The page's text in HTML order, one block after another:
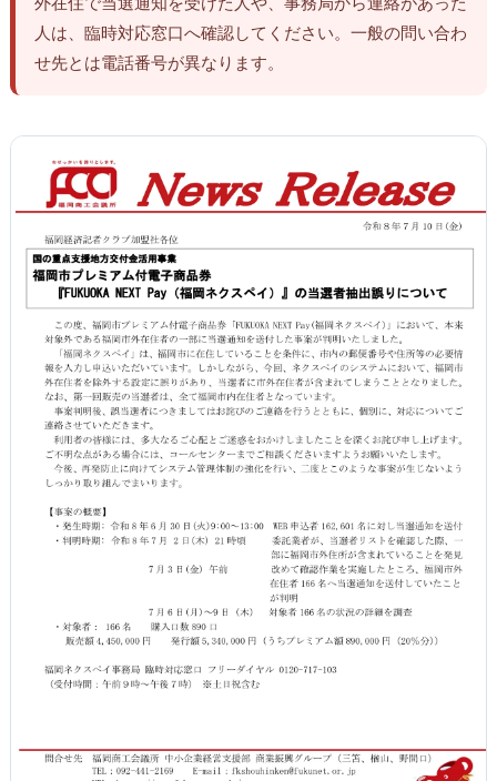
人は、臨時対応窓口へ確認してください。一般の問い合わ
せ先とは電話番号が異なります。